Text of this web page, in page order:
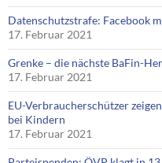
Datenschutzstrafe: Facebook
17. Februar 2021
Grenke – die nächste BaFin-
17. Februar 2021
EU-Verbraucherschützer
bei Kindern
17. Februar 2021